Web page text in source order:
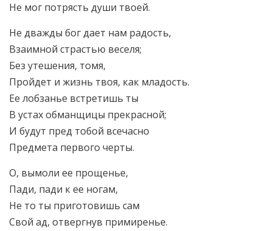
Не мог потрясть души твоей.
Не дважды бог дает нам радость,
Взаимной страстью веселя;
Без утешения, томя,
Пройдет и жизнь твоя, как младость.
Ее лобзанье встретишь ты
В устах обманщицы прекрасной;
И будут пред тобой всечасно
Предмета первого черты.
О, вымоли ее прощенье,
Пади, пади к ее ногам,
Не то ты приготовишь сам
Свой ад, отвергнув примиренье.